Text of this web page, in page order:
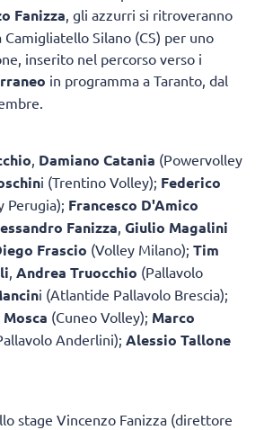
Fanizza , gli azzurri si ritroveranno
Camigliatello Silano (CS) per uno
inserito nel percorso verso i
in programma a Taranto, dal
, Damiano Catania (Powervolley
i (Trentino Volley); Federico
Perugia); Francesco D'Amico
Fanizza, Giulio Magalini
Frascio (Volley Milano); Tim
, Andrea Truocchio (Pallavolo
i (Atlantide Pallavolo Brescia);
(Cuneo Volley); Marco
Anderlini); Alessio Tallone
stage Vincenzo Fanizza (direttore